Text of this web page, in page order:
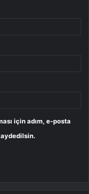
için adım, e-posta